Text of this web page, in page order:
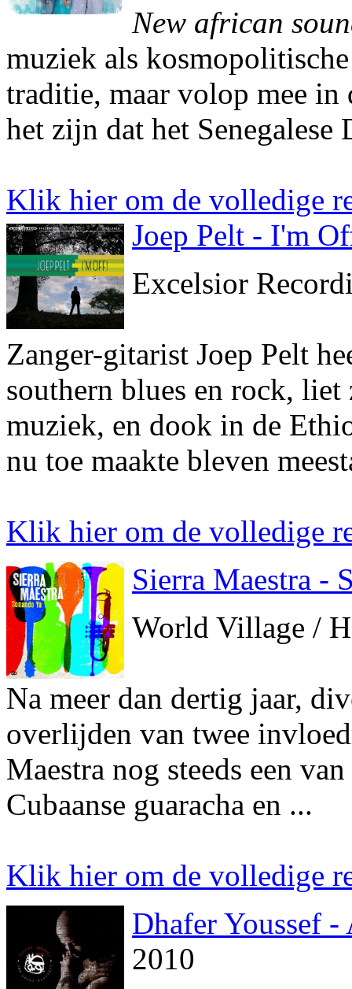
New african
muziek als
traditie, maar volop mee in
het zijn dat het Senegalese
Klik hier om de volledige
Joep Pelt - I'm
Excelsior
Zanger-gitarist Joep Pelt
southern blues en rock,
muziek, en dook in de
nu toe maakte bleven
Klik hier om de volledige
Sierra Maestra -
World Village /
Na meer dan dertig jaar,
overlijden van twee
Maestra nog steeds een
Cubaanse guaracha en ...
Klik hier om de volledige
Dhafer Youssef -
2010